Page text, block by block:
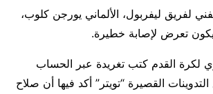
لفريق ليفربول، الألماني يورجن كلوب،
تعرض لإصابة خطيرة.
لكرة القدم كتب تغريدة عبر الحساب
القصيرة “تويتر” أكد فيها أن صلاح